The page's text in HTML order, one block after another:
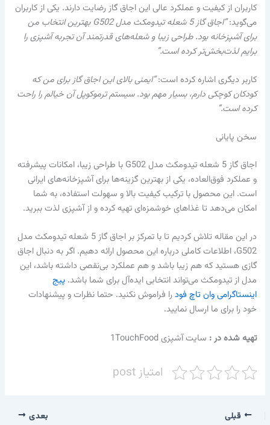
کاربران از کیفیت و عملکرد عالی این اجاق گاز رضایت دارند. یکی از کاربران
می‌گوید:
“اجاق گاز 5 شعله تیدومکث مدل G502 بهترین انتخاب من
برای آشپزخانه بود. طراحی زیبا و شعله‌های قدرتمند آن تجربه آشپزی را
برایم لذت‌بخش‌تر کرده است.”
کاربر دیگری اشاره کرده است:“ایمنی بالای این اجاق گاز برای من که
کودکان کوچکی دارم، بسیار مهم بود. سیستم ترموکوپل آن خیالم را راحت
کرده است.”
سخن پایانی
اجاق گاز 5 شعله تیدومکث مدل G502 با طراحی زیبا، امکانات پیشرفته
و عملکرد فوق‌العاده، یکی از بهترین گزینه‌ها برای آشپزخانه‌های ایرانی
است. این محصول با ترکیب کیفیت بالا و سهولت استفاده، به شما
امکان می‌دهد تا غذاهای خوشمزه‌ای تهیه کرده و از آشپزی لذت ببرید.
در این مقاله تلاش کردیم تا با تمرکز بر اجاق گاز 5 شعله تیدومکث مدل
G502، اطلاعات کاملی درباره این محصول ارائه دهیم. اگر به دنبال اجاق
گازی هستید که هم زیبا باشد و هم عملکرد بی‌نقصی داشته باشد، این
مدل از تیدومکث می‌تواند انتخابی ایده‌آل برای شما باشد.پیج
اینستاگرامی وان تاچ فودرا فراموش نکنید. حتما نظرات و پیشنهادات
خود را برای ما ارسال نمایید.
تهیه شده در :‌ سایت آشپزی 1TouchFood
امتیاز post
قبلی بعدی